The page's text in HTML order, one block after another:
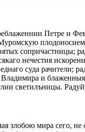
Петре и
сопричастницы;
нечестия
суда рачители;
Владимира и
светилъницы.
злобою мира сего,